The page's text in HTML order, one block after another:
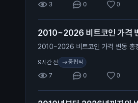
3 0 0
2010~2026 비트코인 가격
2010~2026 비트코인 가격 변동 총
9시간 전 중립적
7 0 0